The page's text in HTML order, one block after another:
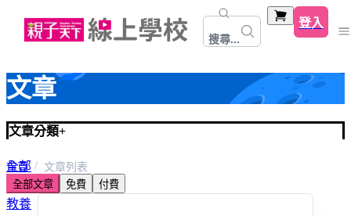
搜尋...
登入
文章
文章分類+
全部
心靈關係成長
教養
首頁
文章列表
全部文章
免費 付費